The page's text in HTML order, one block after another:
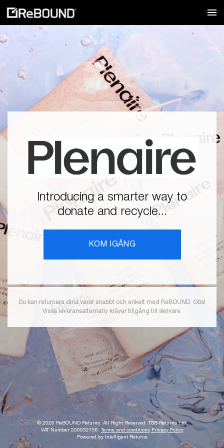
Introducing a smarter way to
donate and recycle...
KOM IGÅNG
Du kan returnera dina varor snabbt och enkelt med ReBOUND. Obs!
Vissa leveransalternativ kräver tillgång till skrivare.
© 2026 ReBOUND Returns. All Right Reserved.
TSB Returns Ltd.
VAT Number 200932158.
Terms and conditions
Privacy Policy
Powered by Intelligent Returns